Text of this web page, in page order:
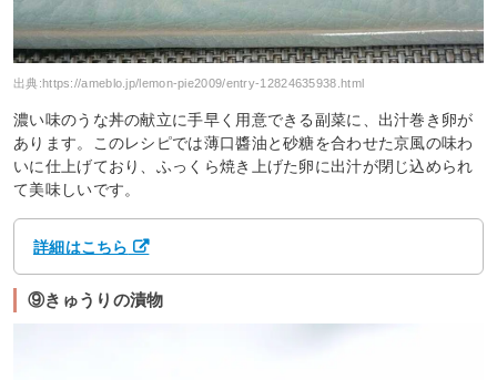
出典:https://ameblo.jp/lemon-pie2009/entry-12824635938.html
濃い味のうな丼の献立に手早く用意できる副菜に、出汁巻き卵が
あります。このレシピでは薄口醬油と砂糖を合わせた京風の味わ
いに仕上げており、ふっくら焼き上げた卵に出汁が閉じ込められ
て美味しいです。
詳細はこちら
⑨きゅうりの漬物